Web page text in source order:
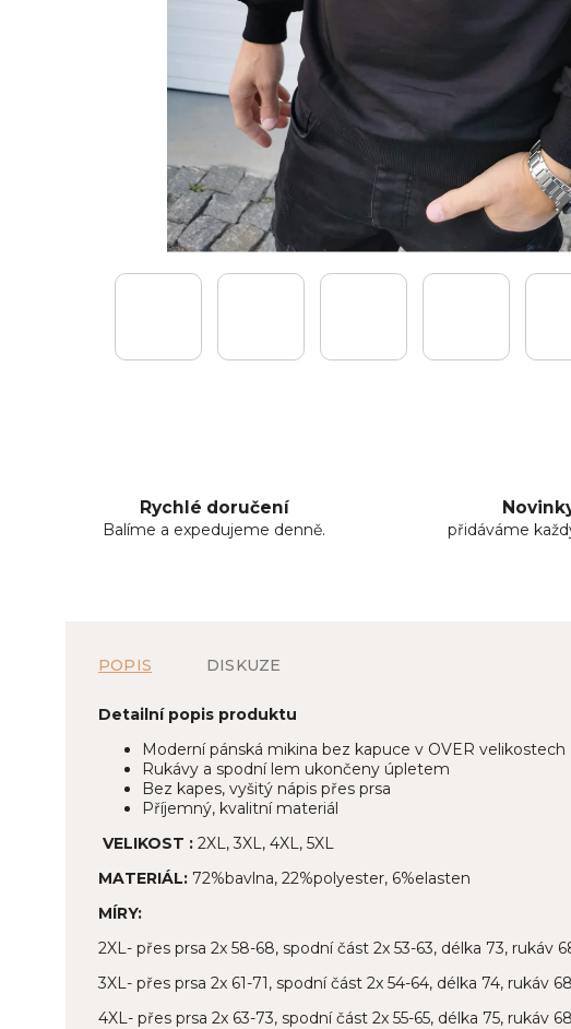
Rychlé doručení
Balíme a expedujeme denně. přidáváme
POPIS DISKUZE
Detailní popis produktu
Moderní pánská mikina bez kapuce v OVER velikostech
Rukávy a spodní lem ukončeny úpletem
Bez kapes, vyšitý nápis přes prsa
Příjemný, kvalitní materiál
VELIKOST : 2XL, 3XL, 4XL, 5XL
MATERIÁL: 72%bavlna, 22%polyester, 6%elasten
MÍRY:
2XL- přes prsa 2x 58-68, spodní část 2x 53-63, délka 73, rukáv
3XL- přes prsa 2x 61-71, spodní část 2x 54-64, délka 74, rukáv
4XL- přes prsa 2x 63-73, spodní část 2x 55-65, délka 75, rukáv